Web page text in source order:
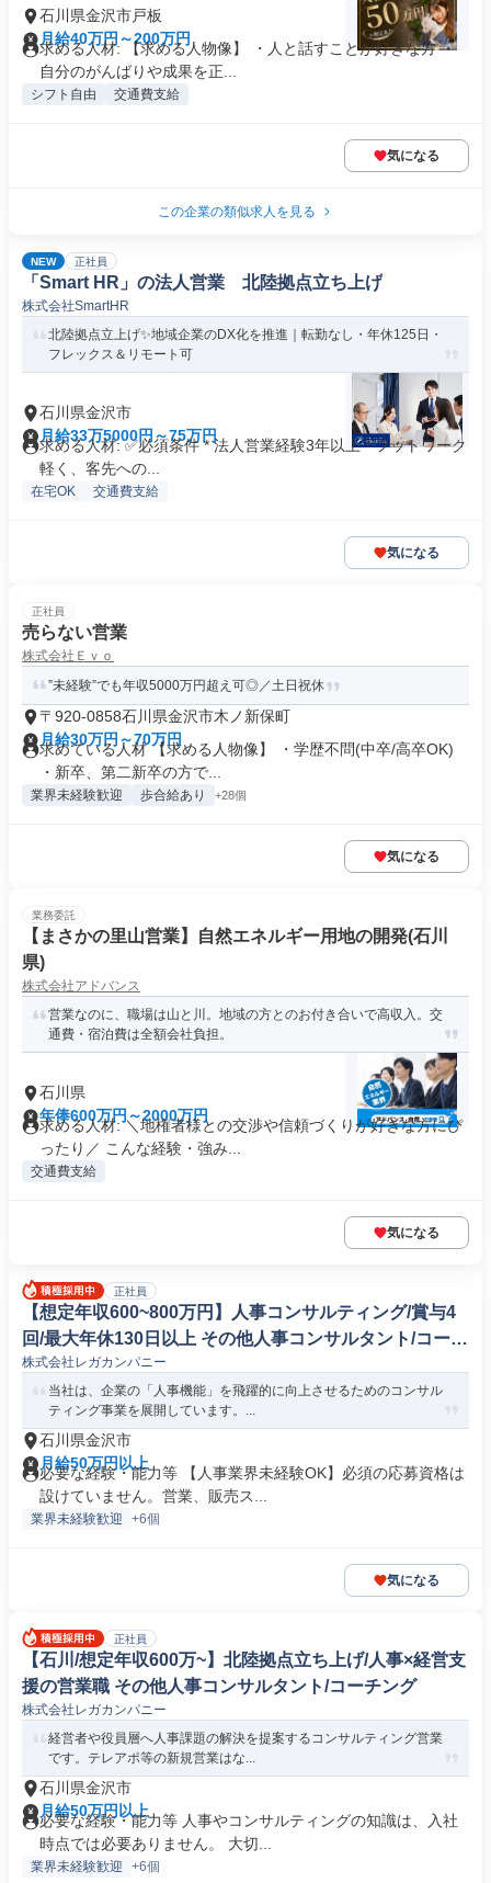
石川県金沢市戸板
月給40万円～200万円
求める人材: 【求める人物像】 ・人と話すことが好きな方 ・
自分のがんばりや成果を正...
シフト自由 交通費支給
気になる
この企業の類似求人を見る
NEW 正社員
「Smart HR」の法人営業 北陸拠点立ち上げ
株式会社SmartHR
北陸拠点立上げ✨地域企業のDX化を推進｜転勤なし・年休125日・
フレックス＆リモート可
石川県金沢市
月給33万5000円～75万円
求める人材: ✅必須条件 * 法人営業経験3年以上 * フットワーク
軽く、客先への...
在宅OK 交通費支給
気になる
正社員
売らない営業
株式会社Ｅｖｏ
”未経験”でも年収5000万円超え可◎／土日祝休
〒920-0858石川県金沢市木ノ新保町
月給30万円～70万円
求めている人材 【求める人物像】 ・学歴不問(中卒/高卒OK)
・新卒、第二新卒の方で...
業界未経験歓迎 歩合給あり +28個
気になる
業務委託
【まさかの里山営業】自然エネルギー用地の開発(石川
県)
株式会社アドバンス
営業なのに、職場は山と川。地域の方とのお付き合いで高収入。交
通費・宿泊費は全額会社負担。
石川県
年俸600万円～2000万円
求める人材: ＼地権者様との交渉や信頼づくりが好きな方にぴ
ったり／ こんな経験・強み...
交通費支給
気になる
正社員
【想定年収600~800万円】人事コンサルティング/賞与4
回/最大年休130日以上 その他人事コンサルタント/コーチ
ング
株式会社レガカンパニー
当社は、企業の「人事機能」を飛躍的に向上させるためのコンサル
ティング事業を展開しています。...
石川県金沢市
月給50万円以上
必要な経験・能力等 【人事業界未経験OK】必須の応募資格は
設けていません。営業、販売ス...
業界未経験歓迎 +6個
気になる
正社員
【石川/想定年収600万~】北陸拠点立ち上げ/人事×経営支
援の営業職 その他人事コンサルタント/コーチング
株式会社レガカンパニー
経営者や役員層へ人事課題の解決を提案するコンサルティング営業
です。テレアポ等の新規営業はな...
石川県金沢市
月給50万円以上
必要な経験・能力等 人事やコンサルティングの知識は、入社
時点では必要ありません。 大切...
業界未経験歓迎 +6個